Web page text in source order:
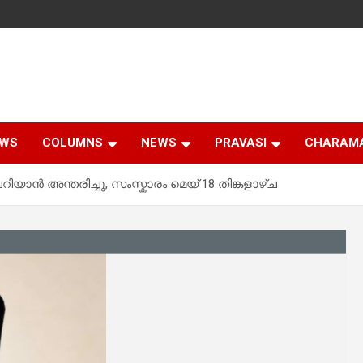
COLUMNS NEWS PRAVASI
അന്തരിച്ചു, സംസ്കാരം മെയ് 18 തിങ്കളാഴ്ച